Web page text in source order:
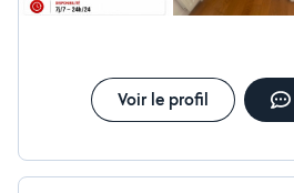
Voir le profil